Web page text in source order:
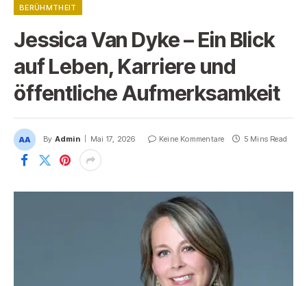
BERÜHMTHEIT
Jessica Van Dyke – Ein Blick
auf Leben, Karriere und
öffentliche Aufmerksamkeit
By Admin Mai 17, 2026 Keine Kommentare 5 Mins Read